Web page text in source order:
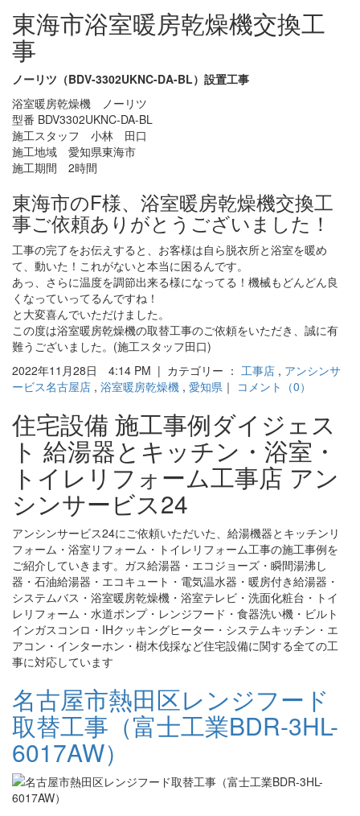
東海市浴室暖房乾燥機交換工
事
ノーリツ（BDV-3302UKNC-DA-BL）設置工事
浴室暖房乾燥機 ノーリツ
型番 BDV3302UKNC-DA-BL
施工スタッフ 小林 田口
施工地域 愛知県東海市
施工期間 2時間
東海市のF様、浴室暖房乾燥機交換工
事ご依頼ありがとうございました！
工事の完了をお伝えすると、お客様は自ら脱衣所と浴室を暖め
て、動いた！これがないと本当に困るんです。
あっ、さらに温度を調節出来る様になってる！機械もどんどん良
くなっていってるんですね！
と大変喜んでいただけました。
この度は浴室暖房乾燥機の取替工事のご依頼をいただき、誠に有
難うございました。(施工スタッフ田口)
2022年11月28日 4:14 PM | カテゴリー ： 工事店 , アンシンサ
ービス名古屋店 , 浴室暖房乾燥機 , 愛知県 ｜ コメント（0）
住宅設備 施工事例ダイジェス
ト 給湯器とキッチン・浴室・
トイレリフォーム工事店 アン
シンサービス24
アンシンサービス24にご依頼いただいた、給湯機器とキッチンリ
フォーム・浴室リフォーム・トイレリフォーム工事の施工事例を
ご紹介していきます。ガス給湯器・エコジョーズ・瞬間湯沸し
器・石油給湯器・エコキュート・電気温水器・暖房付き給湯器・
システムバス・浴室暖房乾燥機・浴室テレビ・洗面化粧台・トイ
レリフォーム・水道ポンプ・レンジフード・食器洗い機・ビルト
インガスコンロ・IHクッキングヒーター・システムキッチン・エ
アコン・インターホン・樹木伐採など住宅設備に関する全ての工
事に対応しています
名古屋市熱田区レンジフード
取替工事（富士工業BDR-3HL-
6017AW）